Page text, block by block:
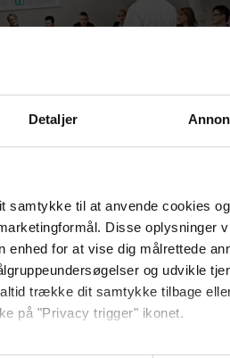
Detaljer
samtykke til at anvende cookies
Disse oplysninger
enhed for at vise dig målrettede
og udvikle
trække dit samtykke tilbage
på "Privacy trigger" ikonet.
i Christian 4. vinkælder i super
dage, eftergærer på flaske og filtreres
Ønsker I en rundvisning på Trolden Bryghus
1 døgn fra Dkk. 955 pr. prs. v/